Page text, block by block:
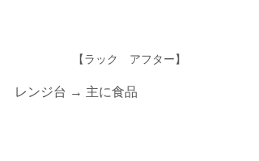
【ラック　アフター】
レンジ台 → 主に食品